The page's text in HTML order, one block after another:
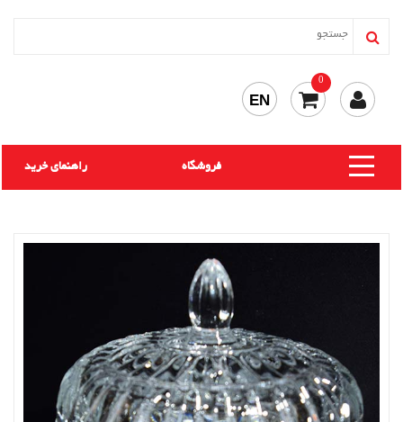
0
EN
راهنمای خرید فروشگاه